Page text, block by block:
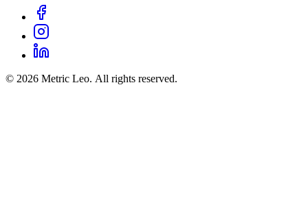
© 2026 Metric Leo. All rights reserved.